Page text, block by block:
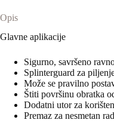
Opis
Glavne aplikacije
Sigurno, savršeno
Splinterguard za
Može se pravilno
Štiti površinu obratka
Dodatni utor za
Premaz za nesmetan